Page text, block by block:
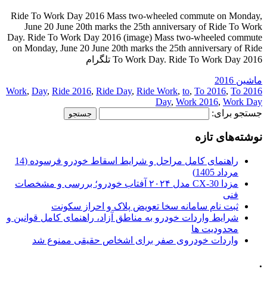
Ride To Work Day 2016 Mass two-wheeled commute on Monday,
June 20 June 20th marks the 25th anniversary of Ride To Work
Day. Ride To Work Day 2016 (image) Mass two-wheeled commute
on Monday, June 20 June 20th marks the 25th anniversary of Ride
To Work Day. Ride To Work Day 2016 تلگرام
ماشین 2016
2016 Work
, Day, Ride 2016, Ride Day, Ride Work, to, To 2016, To
Day, Work 2016, Work Day
جستجو برای:
نوشته‌های تازه
راهنمای کامل مراحل و شرایط اسقاط خودرو فرسوده (14
مرداد 1405)
مزدا CX-30 مدل ۲۰۲۴ آفتاب خودرو؛ بررسی و مشخصات
فنی
ثبت نام سامانه سخا تعویض پلاک و احراز سکونت
شرایط واردات خودرو به مناطق آزاد، راهنمای کامل قوانین و
محدودیت ها
واردات خودروی صفر برای اشخاص حقیقی ممنوع شد
.